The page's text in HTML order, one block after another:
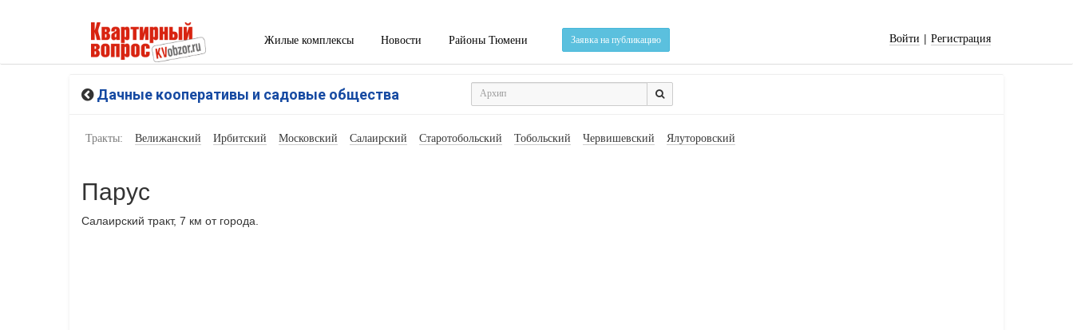
Жилые комплексы Новости Районы Тюмени Заявка на публикацию Войти | Регистрация
Дачные кооперативы и садовые общества
Тракты: Велижанский Ирбитский Московский Салаирский Старотобольский Тобольский Червишевский Ялуторовский
Парус
Салаирский тракт, 7 км от города.